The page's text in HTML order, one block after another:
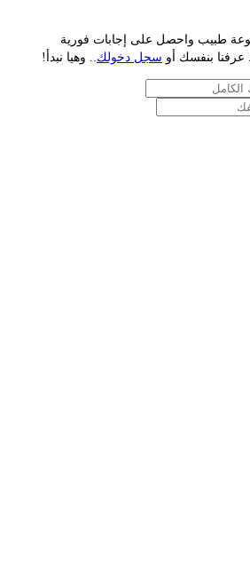
واحصل على إجابات فورية
بنفسك أوسجل دخولك.. وهيا نبدأ!